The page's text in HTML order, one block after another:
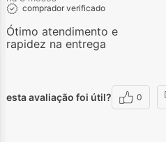
comprador verificado
Ótimo atendimento e
rapidez na entrega
esta avaliação foi útil? 0